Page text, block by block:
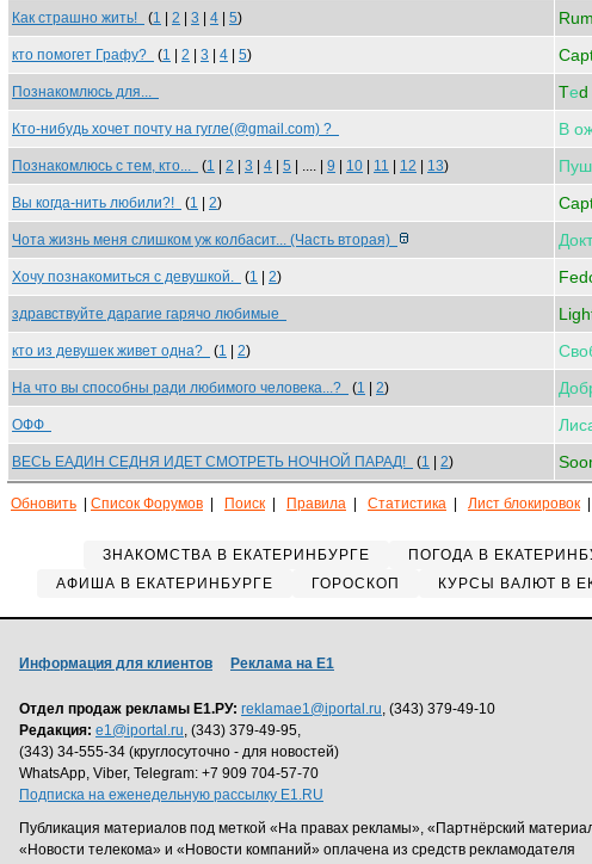
Как страшно жить! (1 2 3 4 5) Rum
кто помогет Графу? (1 2 3 4 5)
Познакомлюсь для... Tеd
Кто-нибудь хочет почту на гугле(@gmail.com) ? В
Познакомлюсь с тем, кто... (1 2 3 4 5 | .... | 9 10 11 12 13)
Вы когда-нить любили?! (1 2)
Чота жизнь меня слишком уж колбасит... (Часть вторая)
Хочу познакомиться с девушкой. (1 2)
здравствуйте дарагие гарячо любимые
кто из девушек живет одна? (1 2)
На что вы способны ради любимого человека...? (1 2)
ОФФ
ВЕСЬ ЕАДИН СЕДНЯ ИДЕТ СМОТРЕТЬ НОЧНОЙ ПАРАД! (1 2)
Обновить Список Форумов Поиск Правила Статистика Лист блокировок
ЗНАКОМСТВА В ЕКАТЕРИНБУРГЕ ПОГОДА В
АФИША В ЕКАТЕРИНБУРГЕ
ГОРОСКОП КУРСЫ ВАЛЮТ В
Информация для клиентов Реклама на Е1
Отдел продаж рекламы Е1.РУ: reklamae1@iportal.ru, (343) 379-49-10
Редакция: e1@iportal.ru, (343) 379-49-95,
(343) 34-555-34 (круглосуточно - для новостей)
WhatsApp, Viber, Telegram: +7 909 704-57-70
Подписка на еженедельную рассылку E1.RU
Публикация материалов под меткой «На правах рекламы», «Партнёрский
«Новости телекома» и «Новости компаний» оплачена из средств рекламодателя